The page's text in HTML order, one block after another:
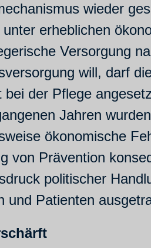
wieder
erheblichen
Versorgung
will, darf
der Pflege
Jahren
ökonomische
von Prävention
politischer
Patienten